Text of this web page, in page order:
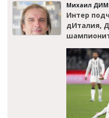
Михаил
Интер
дИталия,